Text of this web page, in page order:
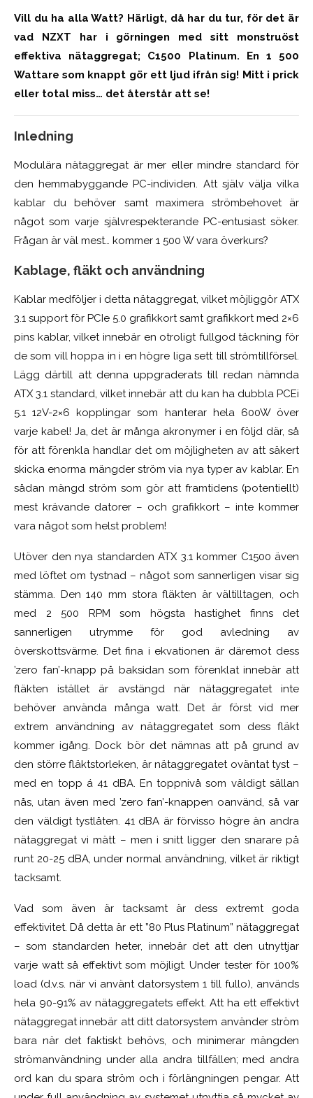
Vill du ha alla Watt? Härligt, då har du tur, för det är
vad NZXT har i görningen med sitt monstruöst
effektiva nätaggregat; C1500 Platinum. En 1 500
Wattare som knappt gör ett ljud ifrån sig! Mitt i prick
eller total miss… det återstår att se!
Inledning
Modulära nätaggregat är mer eller mindre standard för
den hemmabyggande PC-individen. Att själv välja vilka
kablar du behöver samt maximera strömbehovet är
något som varje självrespekterande PC-entusiast söker.
Frågan är väl mest… kommer 1 500 W vara överkurs?
Kablage, fläkt och användning
Kablar medföljer i detta nätaggregat, vilket möjliggör ATX
3.1 support för PCIe 5.0 grafikkort samt grafikkort med 2×6
pins kablar, vilket innebär en otroligt fullgod täckning för
de som vill hoppa in i en högre liga sett till strömtillförsel.
Lägg därtill att denna uppgraderats till redan nämnda
ATX 3.1 standard, vilket innebär att du kan ha dubbla PCEi
5.1 12V-2×6 kopplingar som hanterar hela 600W över
varje kabel! Ja, det är många akronymer i en följd där, så
för att förenkla handlar det om möjligheten av att säkert
skicka enorma mängder ström via nya typer av kablar. En
sådan mängd ström som gör att framtidens (potentiellt)
mest krävande datorer – och grafikkort – inte kommer
vara något som helst problem!
Utöver den nya standarden ATX 3.1 kommer C1500 även
med löftet om tystnad – något som sannerligen visar sig
stämma. Den 140 mm stora fläkten är vältilltagen, och
med 2 500 RPM som högsta hastighet finns det
sannerligen utrymme för god avledning av
överskottsvärme. Det fina i ekvationen är däremot dess
’zero fan’-knapp på baksidan som förenklat innebär att
fläkten istället är avstängd när nätaggregatet inte
behöver använda många watt. Det är först vid mer
extrem användning av nätaggregatet som dess fläkt
kommer igång. Dock bör det nämnas att på grund av
den större fläktstorleken, är nätaggregatet oväntat tyst –
med en topp á 41 dBA. En toppnivå som väldigt sällan
nås, utan även med ’zero fan’-knappen oanvänd, så var
den väldigt tystlåten. 41 dBA är förvisso högre än andra
nätaggregat vi mätt – men i snitt ligger den snarare på
runt 20-25 dBA, under normal användning, vilket är riktigt
tacksamt.
Vad som även är tacksamt är dess extremt goda
effektivitet. Då detta är ett ”80 Plus Platinum” nätaggregat
– som standarden heter, innebär det att den utnyttjar
varje watt så effektivt som möjligt. Under tester för 100%
load (d.v.s. när vi använt datorsystem 1 till fullo), används
hela 90-91% av nätaggregatets effekt. Att ha ett effektivt
nätaggregat innebär att ditt datorsystem använder ström
bara när det faktiskt behövs, och minimerar mängden
strömanvändning under alla andra tillfällen; med andra
ord kan du spara ström och i förlängningen pengar. Att